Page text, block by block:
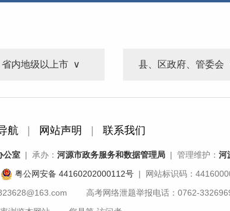
省内地级以上市 县、区政府、管委会
航 网站声明 联系我们
公室 | 承办： 河源市政务服务和数据管理局 | 管理维护： 河
粤公网安备 44160202000112号 | 网站标识码：
高考网络泄题举报电话：0762-